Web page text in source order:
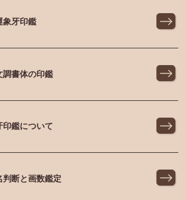
象牙印鑑
調書体の印鑑
印鑑について
判断と画数鑑定